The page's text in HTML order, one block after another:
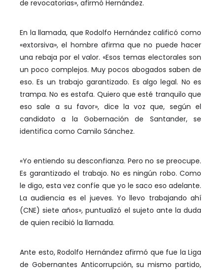
de revocatorias», afirmó Hernández.
En la llamada, que Rodolfo Hernández calificó como
«extorsiva», el hombre afirma que no puede hacer
una rebaja por el valor. «Esos temas electorales son
un poco complejos. Muy pocos abogados saben de
eso. Es un trabajo garantizado. Es algo legal. No es
trampa. No es estafa. Quiero que esté tranquilo que
eso sale a su favor», dice la voz que, según el
candidato a la Gobernación de Santander, se
identifica como Camilo Sánchez.
«Yo entiendo su desconfianza. Pero no se preocupe.
Es garantizado el trabajo. No es ningún robo. Como
le digo, esta vez confíe que yo le saco eso adelante.
La audiencia es el jueves. Yo llevo trabajando ahí
(CNE) siete años», puntualizó el sujeto ante la duda
de quien recibió la llamada.
Ante esto, Rodolfo Hernández afirmó que fue la Liga
de Gobernantes Anticorrupción, su mismo partido,